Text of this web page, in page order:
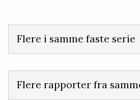
Flere i samme faste serie
Flere rapporter fra